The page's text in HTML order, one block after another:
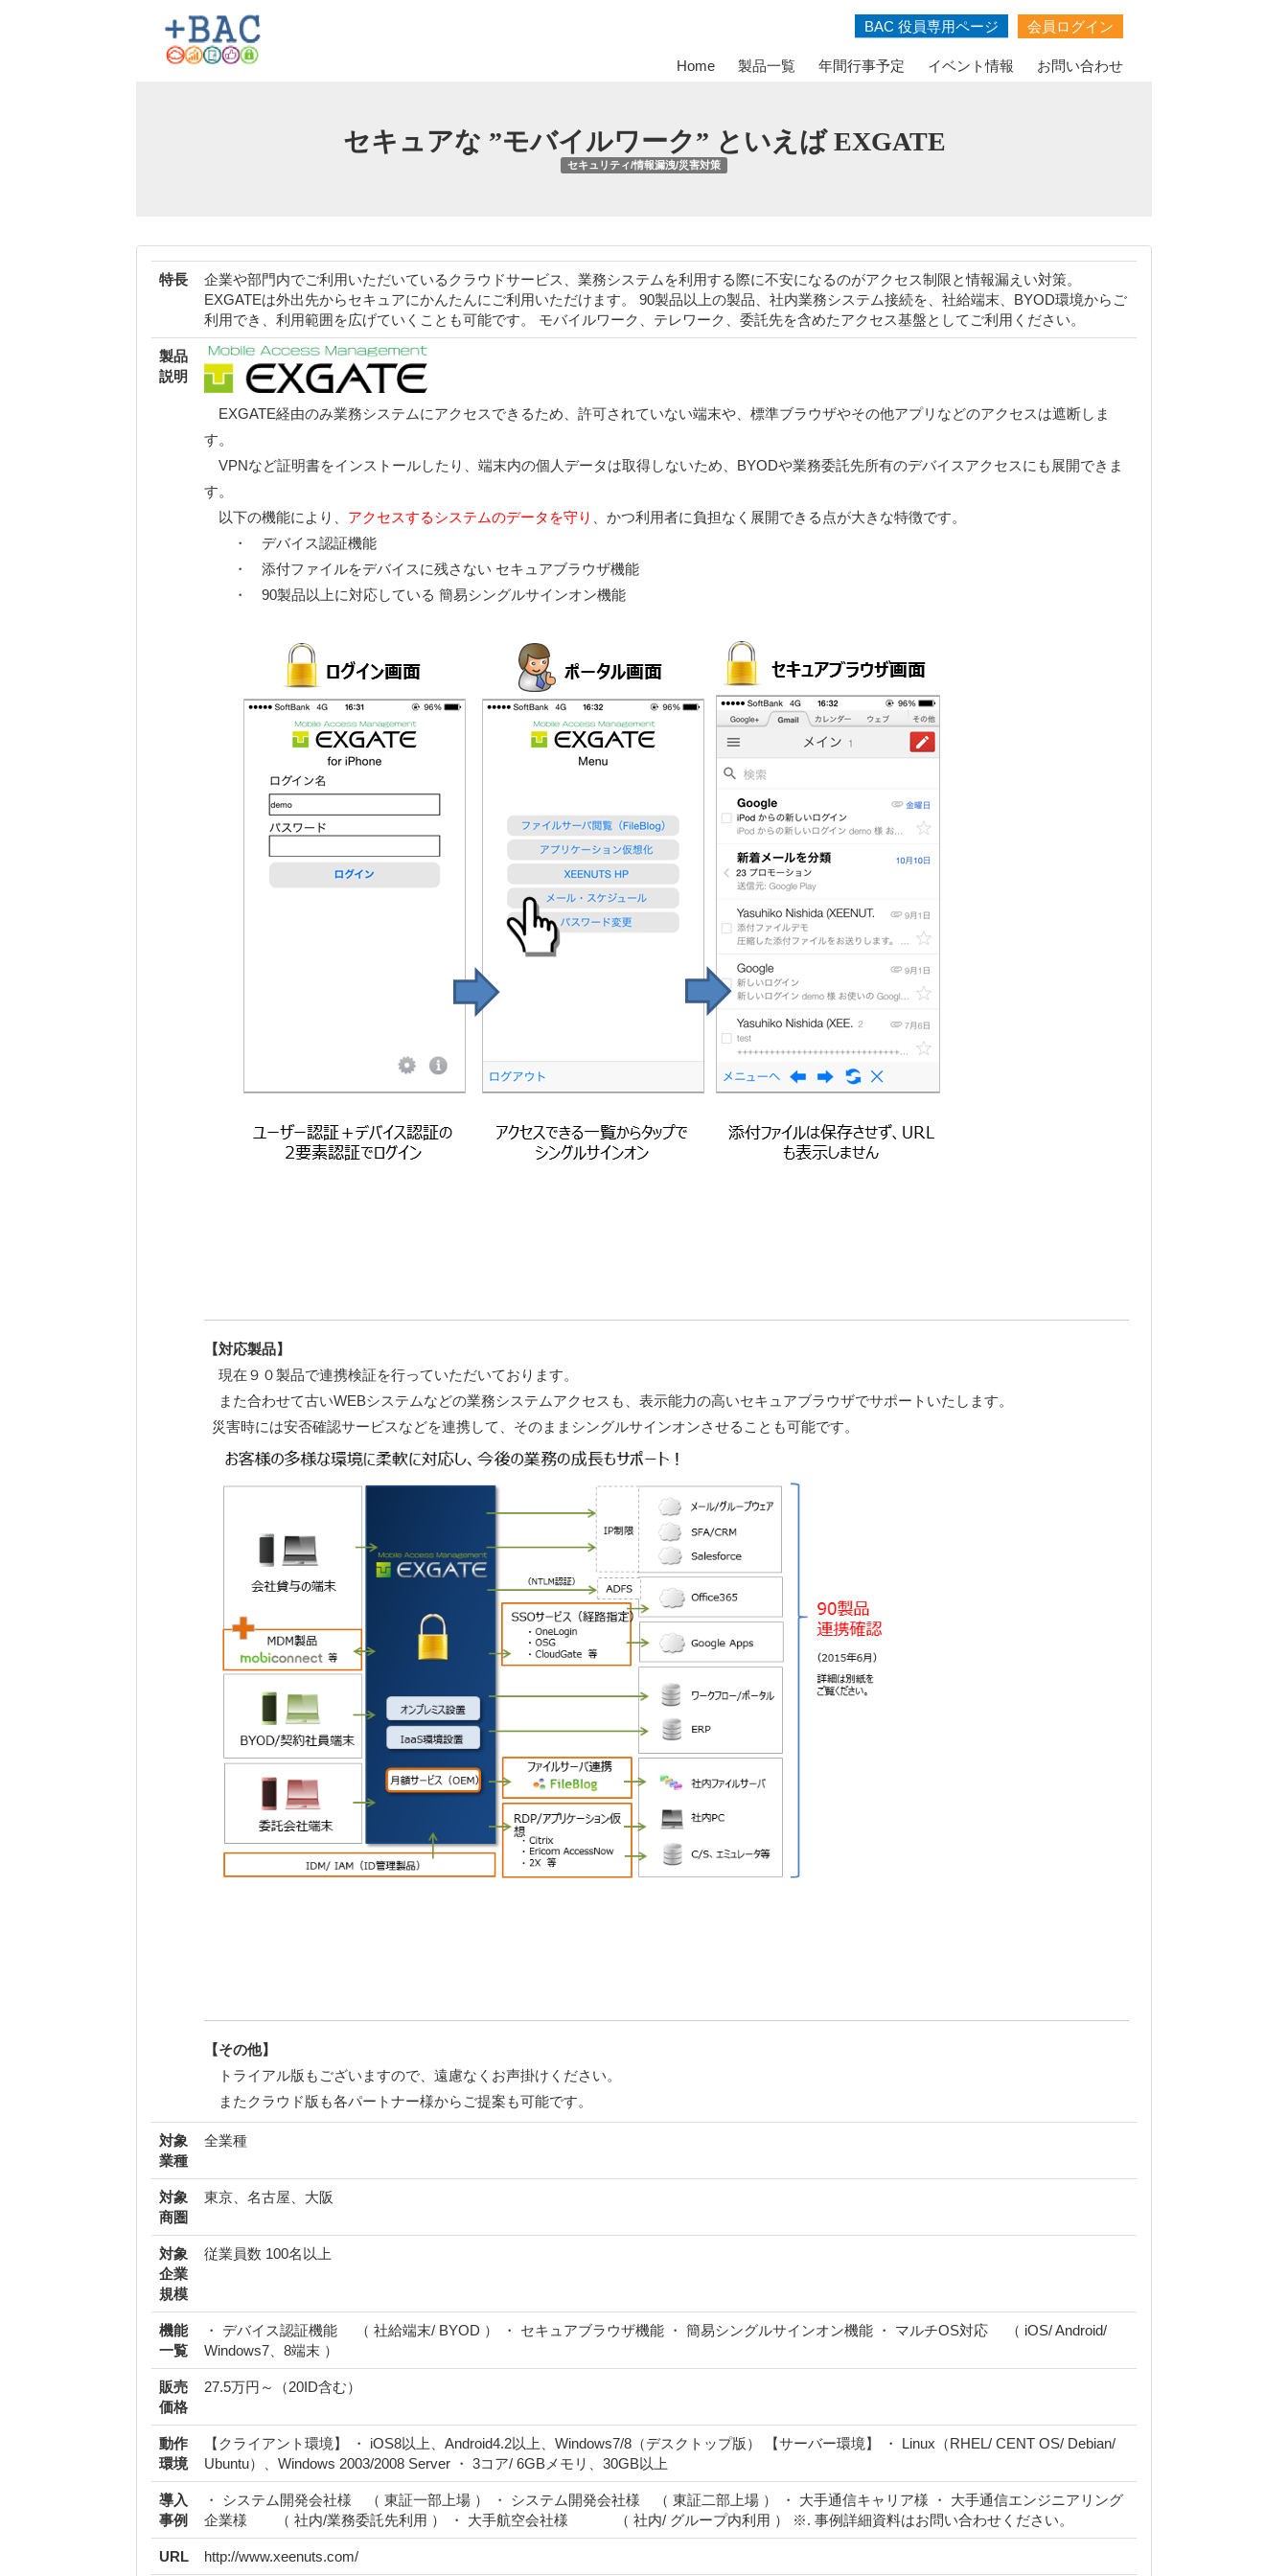
Home 製品一覧 年間行事予定 イベント情報 お問い合わせ
セキュアな ”モバイルワーク” といえば EXGATE
セキュリティ/情報漏洩/災害対策
特長
企業や部門内でご利用いただいているクラウドサービス、業務システムを利用する際に不安になるのがアクセス制限と情報漏えい対策。
EXGATEは外出先からセキュアにかんたんにご利用いただけます。 90製品以上の製品、社内業務システム接続を、社給端末、BYOD環境からご
利用でき、利用範囲を広げていくことも可能です。 モバイルワーク、テレワーク、委託先を含めたアクセス基盤としてご利用ください。
製品
説明
EXGATE経由のみ業務システムにアクセスできるため、許可されていない端末や、標準ブラウザやその他アプリなどのアクセスは遮断しま
す。
VPNなど証明書をインストールしたり、端末内の個人データは取得しないため、BYODや業務委託先所有のデバイスアクセスにも展開できま
す。
以下の機能により、 アクセスするシステムのデータを守り
、かつ利用者に負担なく展開できる点が大きな特徴です。
・ デバイス認証機能
・ 添付ファイルをデバイスに残さない セキュアブラウザ機能
・ 90製品以上に対応している 簡易シングルサインオン機能
【対応製品】
現在９０製品で連携検証を行っていただいております。
また合わせて古いWEBシステムなどの業務システムアクセスも、表示能力の高いセキュアブラウザでサポートいたします。
災害時には安否確認サービスなどを連携して、そのままシングルサインオンさせることも可能です。
【その他】
トライアル版もございますので、遠慮なくお声掛けください。
またクラウド版も各パートナー様からご提案も可能です。
対象
業種
全業種
対象
商圏
東京、名古屋、大阪
対象
企業
規模
従業員数 100名以上
機能
一覧
・ デバイス認証機能 （ 社給端末/ BYOD ） ・ セキュアブラウザ機能 ・ 簡易シングルサインオン機能 ・ マルチOS対応 （ iOS/ Android/
Windows7、8端末 ）
販売
価格
27.5万円～（20ID含む）
動作
環境
【クライアント環境】 ・ iOS8以上、Android4.2以上、Windows7/8（デスクトップ版） 【サーバー環境】 ・ Linux（RHEL/ CENT OS/ Debian/
Ubuntu）、Windows 2003/2008 Server ・ 3コア/ 6GBメモリ、30GB以上
導入
事例
・ システム開発会社様 （ 東証一部上場 ） ・ システム開発会社様 （ 東証二部上場 ） ・ 大手通信キャリア様 ・ 大手通信エンジニアリング
企業様 （ 社内/業務委託先利用 ） ・ 大手航空会社様 （ 社内/ グループ内利用 ） ※. 事例詳細資料はお問い合わせください。
URL http://www.xeenuts.com/